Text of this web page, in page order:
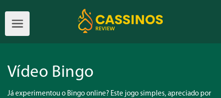
Vídeo Bingo
Já experimentou o Bingo online? Este jogo simples, apreciado por